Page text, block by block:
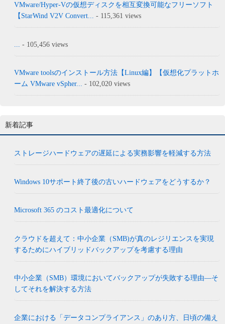
VMware/Hyper-Vの仮想ディスクを相互変換可能なフリーソフト
【StarWind V2V Convert...
- 115,361 views
- 105,456 views
VMware toolsのインストール方法【Linux編】【仮想化プラットホ
ーム VMware vSpher... - 102,020 views
新着記事
ストレージハードウェアの遅延による実務影響を軽減する方法
Windows 10サポート終了後の古いハードウェアをどうするか？
Microsoft 365 のコスト最適化について
クラウドを超えて：中小企業（SMB)が真のレジリエンスを実現
するためにハイブリッドバックアップを考慮する理由
中小企業（SMB）環境においてバックアップが失敗する理由―そ
してそれを解決する方法
企業における「データコンプライアンス」のあり方、日頃の備え